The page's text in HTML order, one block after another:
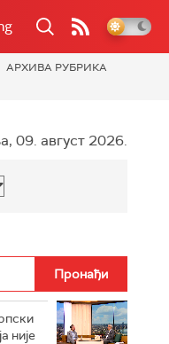
АРХИВА РУБРИКА
09. август 2026.
није